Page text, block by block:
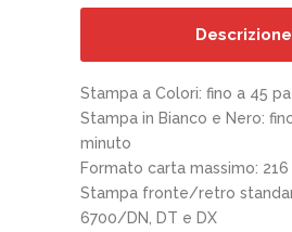
Descrizione
Stampa a Colori: fino a 45
Stampa in Bianco e Nero:
minuto
Formato carta massimo: 216
Stampa fronte/retro
6700/DN, DT e DX